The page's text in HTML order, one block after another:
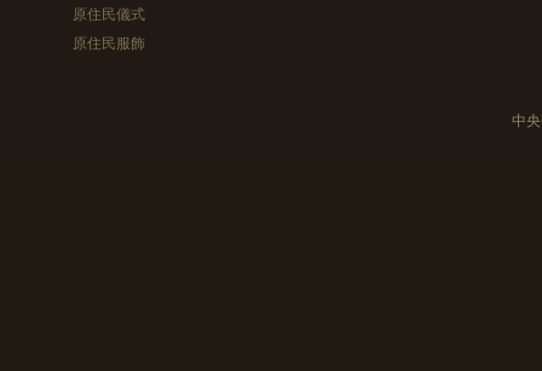
原住民儀式
原住民服飾
中